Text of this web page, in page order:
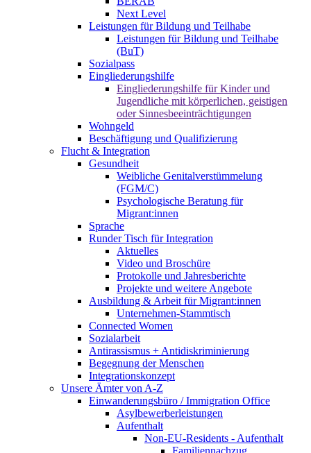
Next Level
Leistungen für Bildung und Teilhabe
Leistungen für Bildung und Teilhabe
(BuT)
Sozialpass
Eingliederungshilfe
Eingliederungshilfe für Kinder und
Jugendliche mit körperlichen, geistigen
oder Sinnesbeeinträchtigungen
Wohngeld
Beschäftigung und Qualifizierung
Flucht & Integration
Gesundheit
Weibliche Genitalverstümmelung
(FGM/C)
Psychologische Beratung für
Migrant:innen
Sprache
Runder Tisch für Integration
Aktuelles
Video und Broschüre
Protokolle und Jahresberichte
Projekte und weitere Angebote
Ausbildung & Arbeit für Migrant:innen
Unternehmen-Stammtisch
Connected Women
Sozialarbeit
Antirassismus + Antidiskriminierung
Begegnung der Menschen
Integrationskonzept
Unsere Ämter von A-Z
Einwanderungsbüro / Immigration Office
Asylbewerberleistungen
Aufenthalt
Non-EU-Residents - Aufenthalt
Familiennachzug